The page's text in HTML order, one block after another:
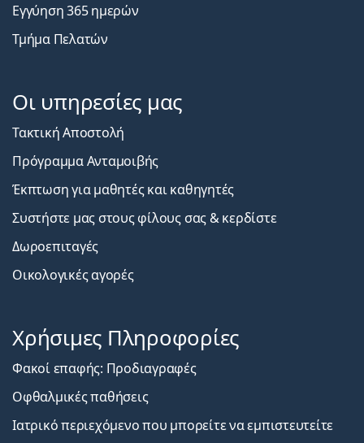
Εγγύηση 365 ημερών
Τμήμα Πελατών
Οι υπηρεσίες μας
Τακτική Αποστολή
Πρόγραμμα Ανταμοιβής
Έκπτωση για μαθητές και καθηγητές
Συστήστε μας στους φίλους σας & κερδίστε
Δωροεπιταγές
Οικολογικές αγορές
Χρήσιμες Πληροφορίες
Φακοί επαφής: Προδιαγραφές
Οφθαλμικές παθήσεις
Ιατρικό περιεχόμενο που μπορείτε να εμπιστευτείτε